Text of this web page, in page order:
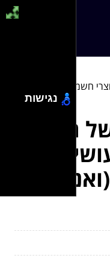
חשמל שעושים את
הבית:
את
נגישות